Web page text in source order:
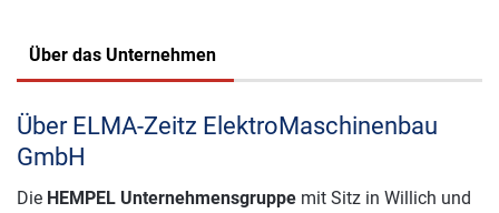
Über das Unternehmen
Über ELMA-Zeitz ElektroMaschinenbau
GmbH
Die HEMPEL Unternehmensgruppe mit Sitz in Willich und